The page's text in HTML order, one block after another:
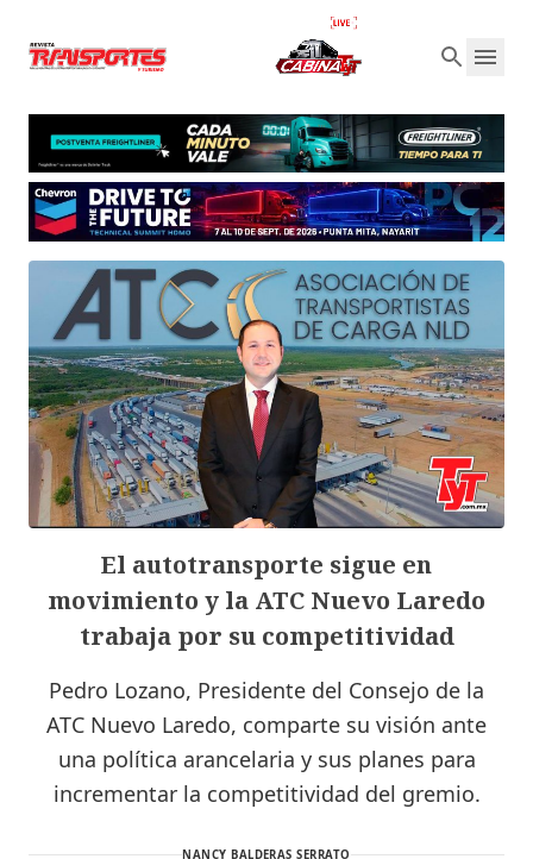
El autotransporte sigue en
movimiento y la ATC Nuevo Laredo
trabaja por su competitividad
Pedro Lozano, Presidente del Consejo de la
ATC Nuevo Laredo, comparte su visión ante
una política arancelaria y sus planes para
incrementar la competitividad del gremio.
NANCY BALDERAS SERRATO